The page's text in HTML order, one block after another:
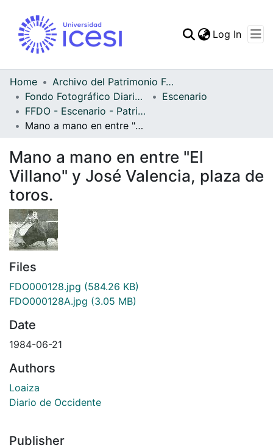
Statistics
Log In
Home
Archivo del Patrimonio Fotográfico y Fílmico del Valle del Cauca
Fondo Fotográfico Diario Occidente
Escenario
FFDO - Escenario - Patrimonial
Mano a mano en entre "El Villano" y José Valencia, plaza de toros.
Mano a mano en entre "El
Villano" y José Valencia, plaza de
toros.
Files
FDO000128.jpg (584.26 KB)
FDO000128A.jpg (3.05 MB)
Date
1984-06-21
Authors
Loaiza
Diario de Occidente
Publisher